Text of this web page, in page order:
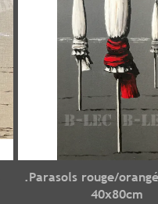
.Parasols rouge/
40x80cm